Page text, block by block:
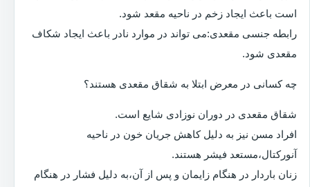
است باعث ایجاد زخم در ناحیه مقعد شود.
رابطه جنسی مقعدی:می تواند در موارد نادر باعث ایجاد شکاف
مقعدی شود.
چه کسانی در معرض ابتلا به شقاق مقعدی هستند؟
شقاق مقعدی در دوران نوزادی شایع است.
افراد مسن نیز به دلیل کاهش جریان خون در ناحیه
آنورکتال،مستعد فیشر هستند.
زنان باردار در هنگام زایمان و پس از آن،به دلیل فشار در هنگام